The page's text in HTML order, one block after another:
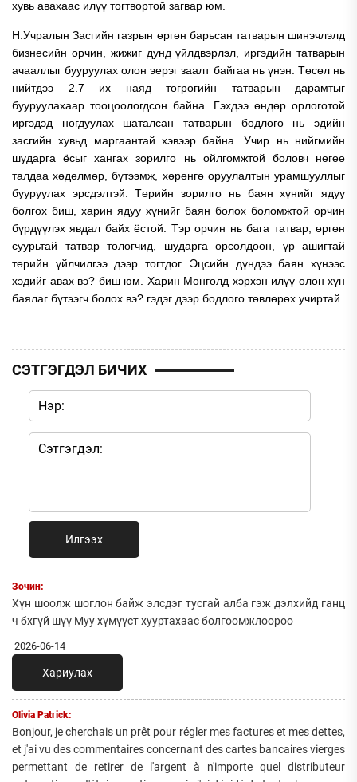
хувь авахаас илүү тогтвортой загвар юм.
Н.Учралын Засгийн газрын өргөн барьсан татварын шинэчлэлд
бизнесийн орчин, жижиг дунд үйлдвэрлэл, иргэдийн татварын
ачааллыг бууруулах олон эерэг заалт байгаа нь үнэн. Төсөл нь
нийтдээ 2.7 их наяд төгрөгийн татварын дарамтыг
бууруулахаар тооцоологдсон байна. Гэхдээ өндөр орлоготой
иргэдэд ногдуулах шаталсан татварын бодлого нь эдийн
засгийн хувьд маргаантай хэвээр байна. Учир нь нийгмийн
шударга ёсыг хангах зорилго нь ойлгомжтой боловч нөгөө
талдаа хөдөлмөр, бүтээмж, хөрөнгө оруулалтын урамшууллыг
бууруулах эрсдэлтэй. Төрийн зорилго нь баян хүнийг ядуу
болгох биш, харин ядуу хүнийг баян болох боломжтой орчин
бүрдүүлэх явдал байх ёстой. Тэр орчин нь бага татвар, өргөн
суурьтай татвар төлөгчид, шударга өрсөлдөөн, үр ашигтай
төрийн үйлчилгээ дээр тогтдог. Эцсийн дүндээ баян хүнээс
хэдийг авах вэ? биш юм. Харин Монголд хэрхэн илүү олон хүн
баялаг бүтээгч болох вэ? гэдэг дээр бодлого төвлөрөх учиртай.
СЭТГЭГДЭЛ БИЧИХ
Илгээх
Зочин:
Хүн шоолж шоглон байж элсдэг тусгай алба гэж дэлхийд ганц
ч бхгүй шүү Муу хүмүүст хууртахаас болгоомжлоороо
2026-06-14
Хариулах
Olivia Patrick:
Bonjour, je cherchais un prêt pour régler mes factures et mes dettes,
et j'ai vu des commentaires concernant des cartes bancaires vierges
permettant de retirer de l'argent à n'importe quel distributeur